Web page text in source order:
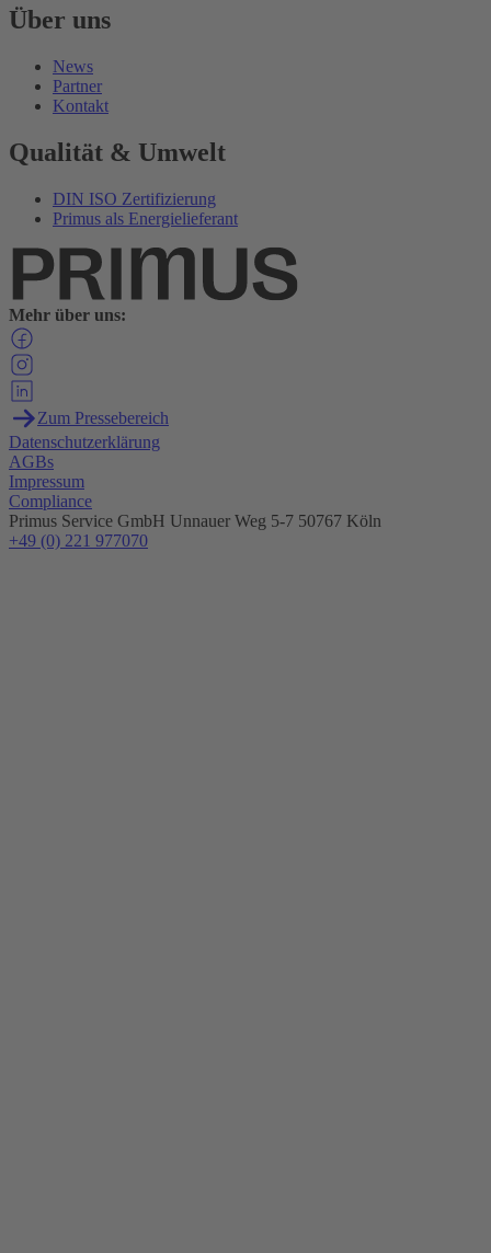
Über uns
News
Partner
Kontakt
Qualität & Umwelt
DIN ISO Zertifizierung
Primus als Energielieferant
Mehr über uns:
Zum Pressebereich
Datenschutzerklärung
AGBs
Impressum
Compliance
Primus Service GmbH Unnauer Weg 5-7 50767 Köln
+49 (0) 221 977070